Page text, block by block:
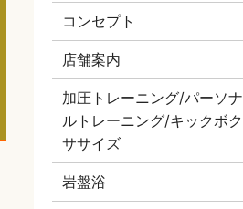
コンセプト
店舗案内
加圧トレーニング/パーソナ
ルトレーニング/キックボク
ササイズ
岩盤浴